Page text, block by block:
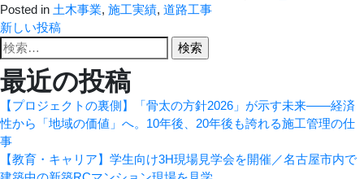
Posted in 土木事業, 施工実績, 道路工事
投
稿
ナ
ビ
ゲ
新しい投稿
検
索:
最近の投稿
【プロジェクトの裏側】「骨太の方針2026」が示す未来――経済
性から「地域の価値」へ。10年後、20年後も誇れる施工管理の仕
事
【教育・キャリア】学生向け3H現場見学会を開催／名古屋市内で